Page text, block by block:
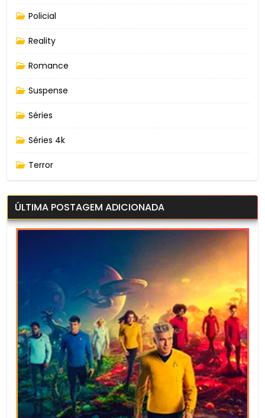
Policial
Reality
Romance
Suspense
Séries
Séries 4k
Terror
ÚLTIMA POSTAGEM ADICIONADA